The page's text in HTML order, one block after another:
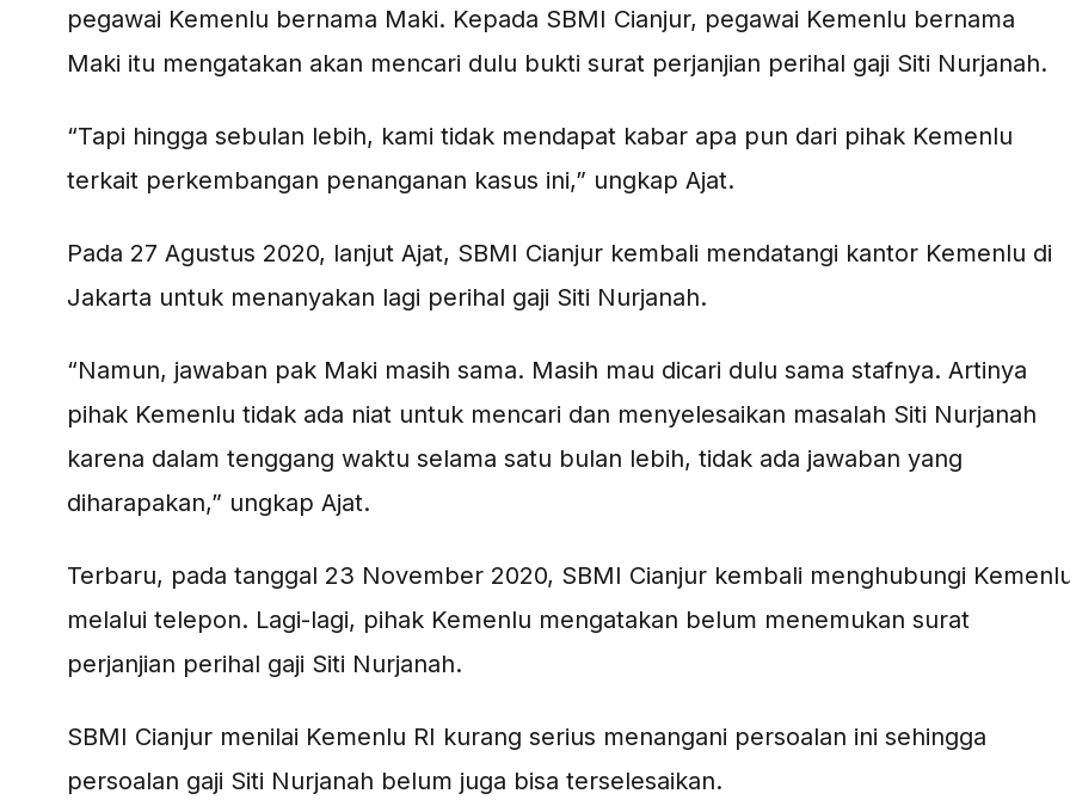
pegawai Kemenlu bernama Maki. Kepada SBMI Cianjur, pegawai Kemenlu bernama
Maki itu mengatakan akan mencari dulu bukti surat perjanjian perihal gaji Siti Nurjanah.
“Tapi hingga sebulan lebih, kami tidak mendapat kabar apa pun dari pihak Kemenlu
terkait perkembangan penanganan kasus ini,” ungkap Ajat.
Pada 27 Agustus 2020, lanjut Ajat, SBMI Cianjur kembali mendatangi kantor Kemenlu di
Jakarta untuk menanyakan lagi perihal gaji Siti Nurjanah.
“Namun, jawaban pak Maki masih sama. Masih mau dicari dulu sama stafnya. Artinya
pihak Kemenlu tidak ada niat untuk mencari dan menyelesaikan masalah Siti Nurjanah
karena dalam tenggang waktu selama satu bulan lebih, tidak ada jawaban yang
diharapakan,” ungkap Ajat.
Terbaru, pada tanggal 23 November 2020, SBMI Cianjur kembali menghubungi
melalui telepon. Lagi-lagi, pihak Kemenlu mengatakan belum menemukan surat
perjanjian perihal gaji Siti Nurjanah.
SBMI Cianjur menilai Kemenlu RI kurang serius menangani persoalan ini sehingga
persoalan gaji Siti Nurjanah belum juga bisa terselesaikan.